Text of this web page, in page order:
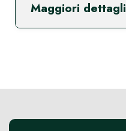
Maggiori dettagli